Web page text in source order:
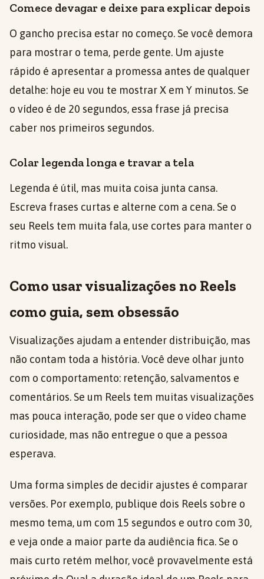
Comece devagar e deixe para explicar depois
O gancho precisa estar no começo. Se você demora
para mostrar o tema, perde gente. Um ajuste
rápido é apresentar a promessa antes de qualquer
detalhe: hoje eu vou te mostrar X em Y minutos. Se
o vídeo é de 20 segundos, essa frase já precisa
caber nos primeiros segundos.
Colar legenda longa e travar a tela
Legenda é útil, mas muita coisa junta cansa.
Escreva frases curtas e alterne com a cena. Se o
seu Reels tem muita fala, use cortes para manter o
ritmo visual.
Como usar visualizações no Reels
como guia, sem obsessão
Visualizações ajudam a entender distribuição, mas
não contam toda a história. Você deve olhar junto
com o comportamento: retenção, salvamentos e
comentários. Se um Reels tem muitas visualizações
mas pouca interação, pode ser que o vídeo chame
curiosidade, mas não entregue o que a pessoa
esperava.
Uma forma simples de decidir ajustes é comparar
versões. Por exemplo, publique dois Reels sobre o
mesmo tema, um com 15 segundos e outro com 30,
e veja onde a maior parte da audiência fica. Se o
mais curto retém melhor, você provavelmente está